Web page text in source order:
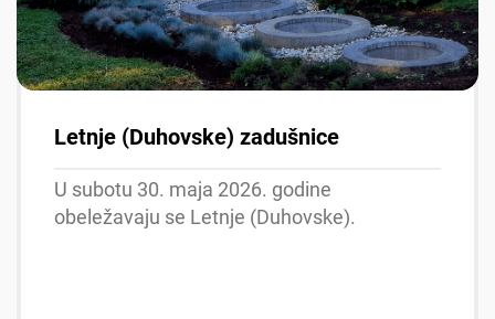
Letnje (Duhovske) zadušnice
U subotu 30. maja 2026. godine
obeležavaju se Letnje (Duhovske).